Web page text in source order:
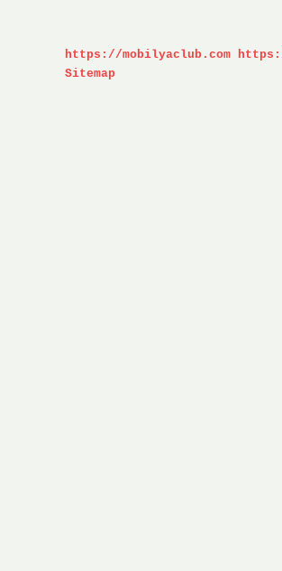
https://mobilyaclub.com
Sitemap